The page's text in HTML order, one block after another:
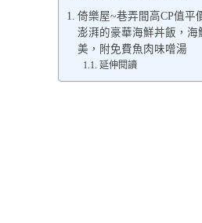
倚樂屋~巷弄間高CP值平
澎湃的豪華海鮮丼飯，海
美，附免費魚肉味噌湯
延伸閱讀